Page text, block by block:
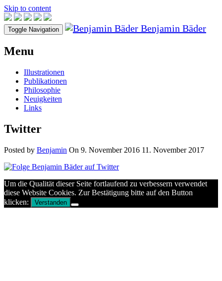
Skip to content
Toggle Navigation Benjamin Bäder
Menu
Illustrationen
Publikationen
Philosophie
Neuigkeiten
Links
Twitter
Posted by Benjamin On 9. November 2016 11. November 2017
Um die Qualität dieser Seite fortlaufend zu verbessern verwendet
diese Website Cookies. Zur Bestätigung bitte auf den Button
klicken:
Verstanden